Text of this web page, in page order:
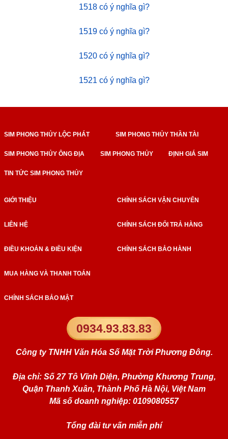
1518 có ý nghĩa gì?
1519 có ý nghĩa gì?
1520 có ý nghĩa gì?
1521 có ý nghĩa gì?
SIM PHONG THỦY LỘC PHÁT SIM PHONG THỦY THẦN TÀI
SIM PHONG THỦY ÔNG ĐỊA SIM PHONG THỦY ĐỊNH GIÁ SIM
TIN TỨC SIM PHONG THỦY
0934.93.83.83
Công ty TNHH Văn Hóa Số Mặt Trời Phương Đông.
Địa chỉ: Số 27 Tô Vĩnh Diện, Phường Khương Trung,
Quận Thanh Xuân, Thành Phố Hà Nội, Việt Nam
Mã số doanh nghiệp: 0109080557
Tổng đài tư vấn miễn phí
GIỚI THIỆU
LIÊN HỆ
ĐIỀU KHOẢN & ĐIỀU KIỆN
MUA HÀNG VÀ THANH TOÁN
CHÍNH SÁCH BẢO MẬT
CHÍNH SÁCH VẬN CHUYỂN
CHÍNH SÁCH ĐỔI TRẢ HÀNG
CHÍNH SÁCH BẢO HÀNH